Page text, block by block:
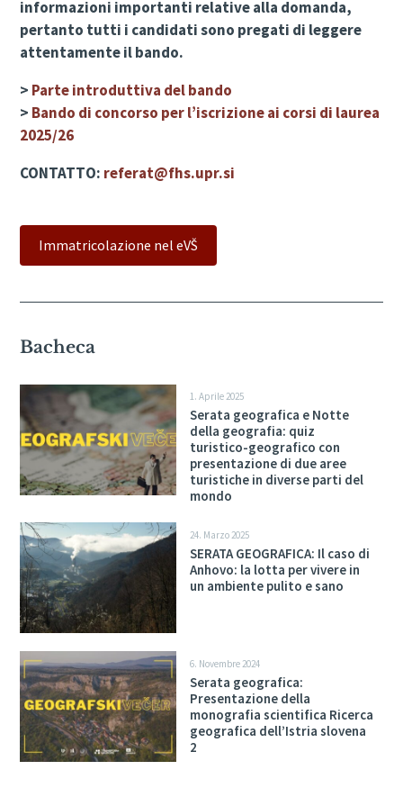
informazioni importanti relative alla domanda,
pertanto tutti i candidati sono pregati di leggere
attentamente il bando.
> Parte introduttiva del bando
> Bando di concorso per l’iscrizione ai corsi di laurea
2025/26
CONTATTO: referat@fhs.upr.si
Immatricolazione nel eVŠ
Bacheca
1. Aprile 2025
Serata geografica e Notte
della geografia: quiz
turistico-geografico con
presentazione di due aree
turistiche in diverse parti del
mondo
24. Marzo 2025
SERATA GEOGRAFICA: Il caso di
Anhovo: la lotta per vivere in
un ambiente pulito e sano
6. Novembre 2024
Serata geografica:
Presentazione della
monografia scientifica Ricerca
geografica dell’Istria slovena
2